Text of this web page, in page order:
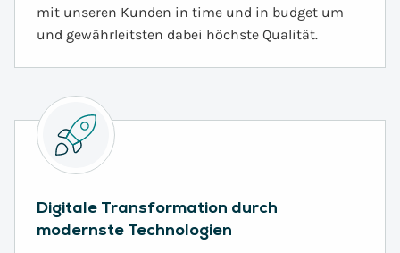
mit unseren Kunden in time und in budget um
und gewährleitsten dabei höchste Qualität.
Digitale Transformation durch
modernste Technologien